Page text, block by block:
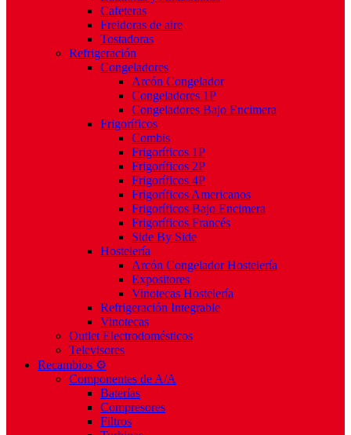
Cafeteras
Freidoras de aire
Tostadoras
Refrigeración
Congeladores
Arcón Congelador
Congeladores 1P
Congeladores Bajo Encimera
Frigoríficos
Combis
Frigoríficos 1P
Frigoríficos 2P
Frigoríficos 4P
Frigoríficos Americanos
Frigoríficos Bajo Encimera
Frigoríficos Francés
Side By Side
Hostelería
Arcón Congelador Hostelería
Expositores
Vinotecas Hostelería
Refrigeración Integrable
Vinotecas
Outlet Electrodomésticos
Televisores
Recambios ⚙️
Componentes de A/A
Baterías
Compresores
Filtros